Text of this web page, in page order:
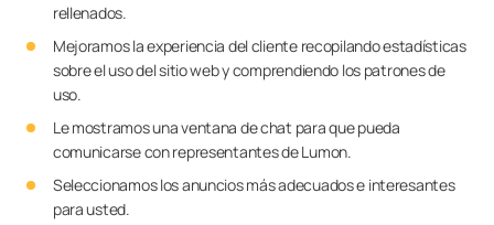
rellenados.
Mejoramos la experiencia del cliente recopilando estadísticas
sobre el uso del sitio web y comprendiendo los patrones de
uso.
Le mostramos una ventana de chat para que pueda
comunicarse con representantes de Lumon.
Seleccionamos los anuncios más adecuados e interesantes
para usted.